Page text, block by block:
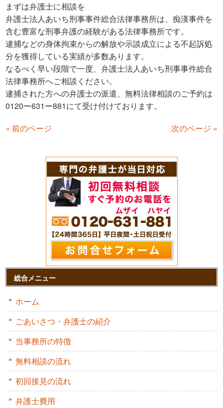
まずは弁護士に相談を
弁護士法人あいち刑事事件総合法律事務所は、痴漢事件を
含む豊富な刑事弁護の経験がある法律事務所です。
逮捕などの身体拘束からの解放や示談成立による不起訴処
分を獲得している実績が多数あります。
なるべく早い段階で一度、弁護士法人あいち刑事事件総合
法律事務所へご相談ください。
逮捕された方への弁護士の派遣、無料法律相談のご予約は
0120ー631ー881にて受け付けております。
« 前のページ
次のページ »
総合メニュー
ホーム
ごあいさつ・弁護士の紹介
当事務所の特徴
無料相談の流れ
初回接見の流れ
弁護士費用